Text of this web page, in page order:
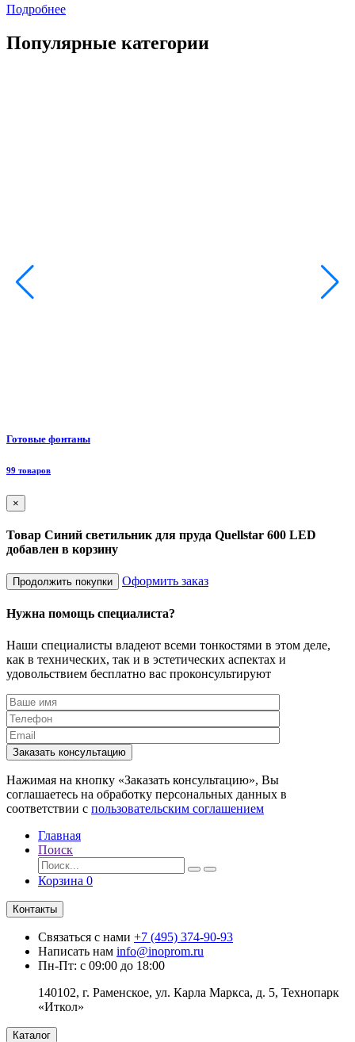
Подробнее
Популярные категории
Готовые фонтаны
99 товаров
×
Товар Синий светильник для пруда Quellstar 600 LED
добавлен в корзину
Продолжить покупки Оформить заказ
Нужна помощь специалиста?
Наши специалисты владеют всеми тонкостями в этом деле,
как в технических, так и в эстетических аспектах и
удовольствием бесплатно вас проконсультируют
Заказать консультацию
Нажимая на кнопку «Заказать консультацию», Вы
соглашаетесь на обработку персональных данных в
соответствии с пользовательским соглашением
Главная
Поиск
Корзина 0
Контакты
Связаться с нами +7 (495) 374-90-93
Написать нам info@inoprom.ru
Пн-Пт: с 09:00 до 18:00
140102, г. Раменское, ул. Карла Маркса, д. 5, Технопарк
«Иткол»
Каталог